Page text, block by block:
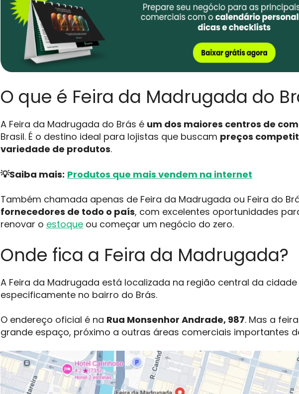
O que é Feira da Madrugada do
A Feira da Madrugada do Brás é um dos maiores centros de
Brasil. É o destino ideal para lojistas que buscam preços
variedade de produtos.
💡Saiba mais: Produtos que mais vendem na internet
Também chamada apenas de Feira da Madrugada ou Feira do
fornecedores de todo o país, com excelentes oportunidades
renovar o estoque ou começar um negócio do zero.
Onde fica a Feira da Madrugada?
A Feira da Madrugada está localizada na região central da cidade
especificamente no bairro do Brás.
O endereço oficial é na Rua Monsenhor Andrade, 987. Mas a
grande espaço, próximo a outras áreas comerciais importantes